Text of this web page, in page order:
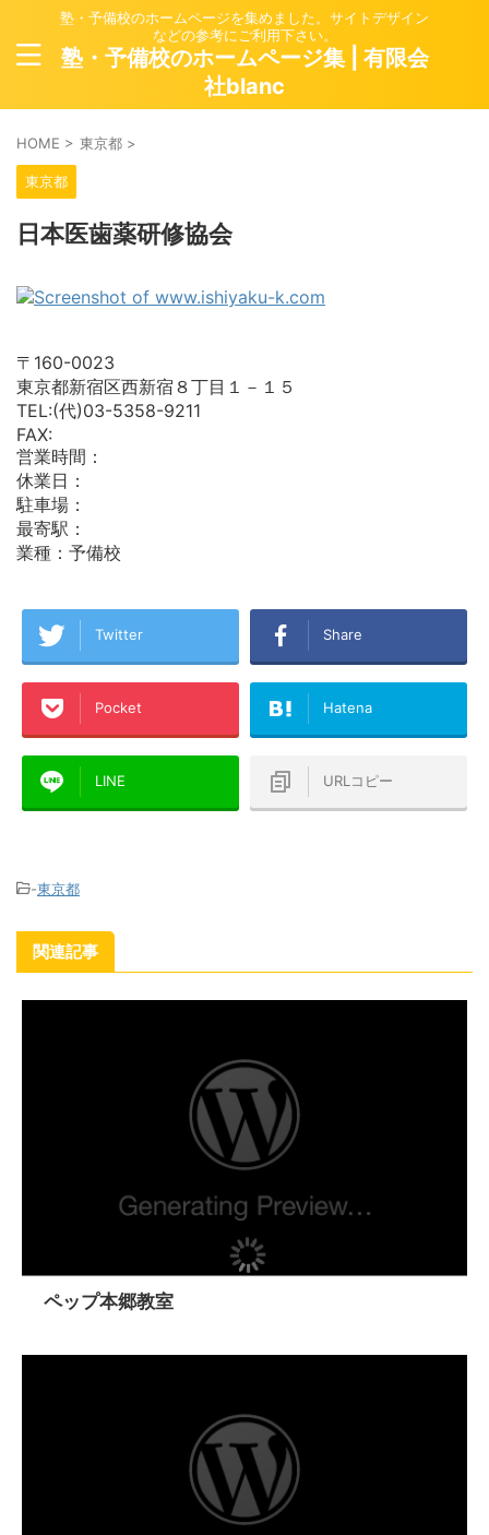
塾・予備校のホームページを集めました。サイトデザイン
などの参考にご利用下さい。
塾・予備校のホームページ集 | 有限会
社blanc
HOME > 東京都 >
東京都
日本医歯薬研修協会
〒160-0023
東京都新宿区西新宿８丁目１－１５
TEL:(代)03-5358-9211
FAX:
営業時間：
休業日：
駐車場：
最寄駅：
業種：予備校
Twitter Share
Pocket Hatena
LINE URLコピー
-東京都
関連記事
ペップ本郷教室